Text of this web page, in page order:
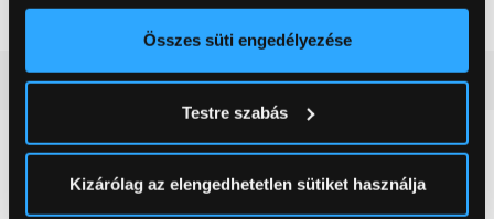
elhelyezkedéséről pár méteres pontossággal
Az Ön készülékén beazonosítása annak konkrét
módjairól és adja meg preferenciáit aRészletek
pontban. Bármikor módosíthatja vagy visszavonhatja a
Sütinyilatkozathoz való hozzájárulását.
Összes süti engedélyezése
Testre szabás
Kizárólag az elengedhetetlen sütiket használja
Vásárlói vélemények(0)